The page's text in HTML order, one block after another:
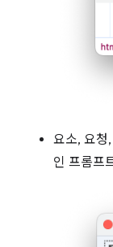
요소, 요청
인 프롬프